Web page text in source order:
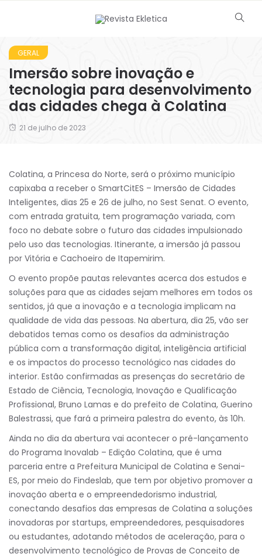
GERAL
Imersão sobre inovação e
tecnologia para desenvolvimento
das cidades chega à Colatina
21 de julho de 2023
Colatina, a Princesa do Norte, será o próximo município
capixaba a receber o SmartCitES – Imersão de Cidades
Inteligentes, dias 25 e 26 de julho, no Sest Senat. O evento,
com entrada gratuita, tem programação variada, com
foco no debate sobre o futuro das cidades impulsionado
pelo uso das tecnologias. Itinerante, a imersão já passou
por Vitória e Cachoeiro de Itapemirim.
O evento propõe pautas relevantes acerca dos estudos e
soluções para que as cidades sejam melhores em todos os
sentidos, já que a inovação e a tecnologia implicam na
qualidade de vida das pessoas. Na abertura, dia 25, vão ser
debatidos temas como os desafios da administração
pública com a transformação digital, inteligência artificial
e os impactos do processo tecnológico nas cidades do
interior. Estão confirmadas as presenças do secretário de
Estado de Ciência, Tecnologia, Inovação e Qualificação
Profissional, Bruno Lamas e do prefeito de Colatina, Guerino
Balestrassi, que fará a primeira palestra do evento, às 10h.
Ainda no dia da abertura vai acontecer o pré-lançamento
do Programa Inovalab – Edição Colatina, que é uma
parceria entre a Prefeitura Municipal de Colatina e Senai-
ES, por meio do Findeslab, que tem por objetivo promover a
inovação aberta e o empreendedorismo industrial,
conectando desafios das empresas de Colatina a soluções
inovadoras por startups, empreendedores, pesquisadores
ou estudantes, adotando métodos de aceleração, para o
desenvolvimento tecnológico de Provas de Conceito de